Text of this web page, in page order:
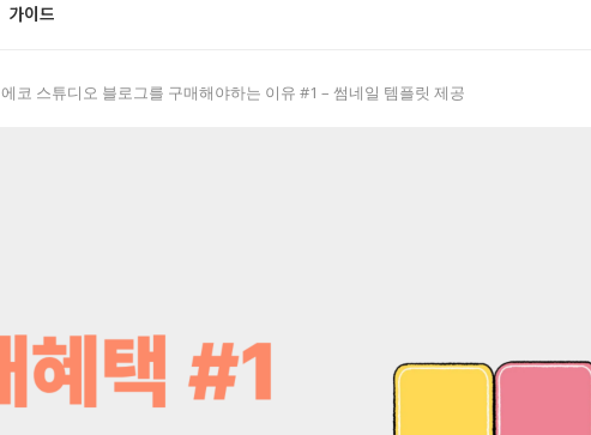
가이드
에코 스튜디오 블로그를 구매해야하는 이유 #1 – 썸네일 템플릿 제공